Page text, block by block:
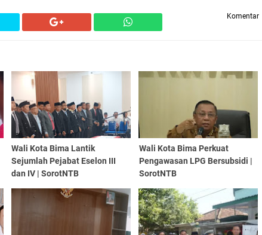
Komentar
Wali Kota Bima Lantik
Sejumlah Pejabat Eselon III
dan IV | SorotNTB
Wali Kota Bima Perkuat
Pengawasan LPG Bersubsidi |
SorotNTB